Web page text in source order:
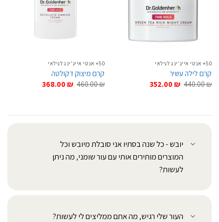
50+ אנטי אייג'ינג לגילאי
קרם לילה עשיר
440.00₪ המחיר352.00 ₪ המחיר
50+ אנטי אייג'ינג לגילאי
קרם מיצוק דקולטה
460.00₪ המחיר368.00 ₪ המחיר
יובש - כל שנה בסתיו אני סובלת מיובש וכל
המוצרים מותירים אותי עם עור שומני, מה ניתן
לעשות?
העור שלי רגיש, מה אתם ממליצים לי לעשות?